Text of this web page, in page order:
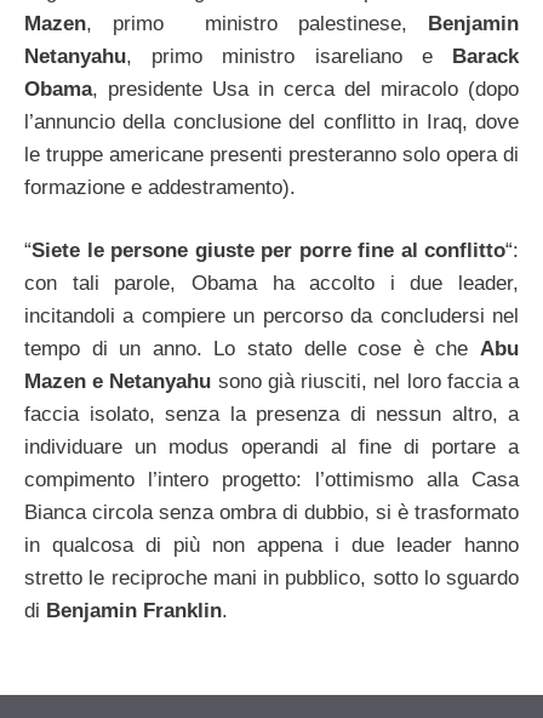
Mazen, primo ministro palestinese, Benjamin
Netanyahu, primo ministro isareliano e Barack
Obama, presidente Usa in cerca del miracolo (dopo
l’annuncio della conclusione del conflitto in Iraq, dove
le truppe americane presenti presteranno solo opera di
formazione e addestramento).
“Siete le persone giuste per porre fine al conflitto“:
con tali parole, Obama ha accolto i due leader,
incitandoli a compiere un percorso da concludersi nel
tempo di un anno. Lo stato delle cose è che Abu
Mazen e Netanyahu sono già riusciti, nel loro faccia a
faccia isolato, senza la presenza di nessun altro, a
individuare un modus operandi al fine di portare a
compimento l’intero progetto: l’ottimismo alla Casa
Bianca circola senza ombra di dubbio, si è trasformato
in qualcosa di più non appena i due leader hanno
stretto le reciproche mani in pubblico, sotto lo sguardo
di Benjamin Franklin.